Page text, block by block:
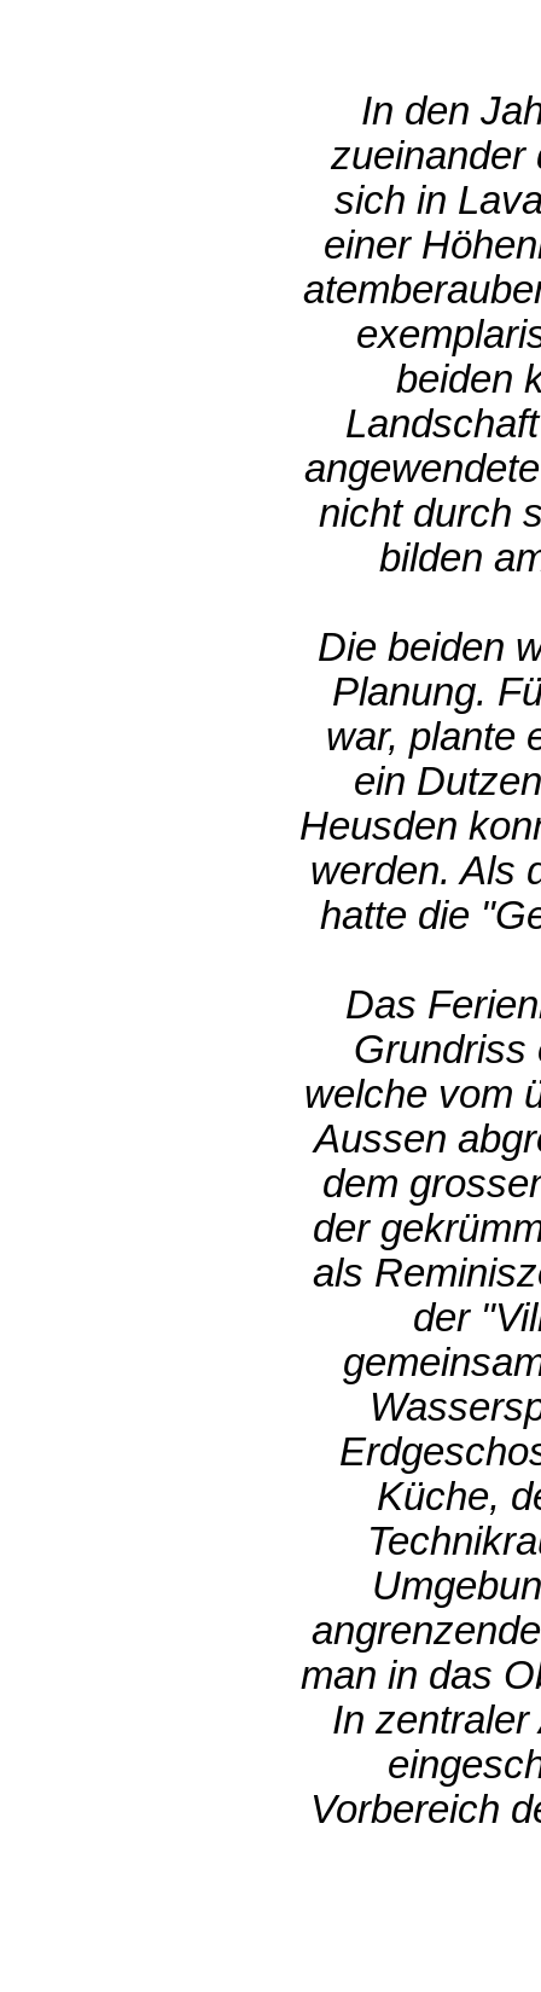
In den
zueinander
sich in
einer
beiden
nicht durch
bilden
Die beiden
Planung.
war, plante
ein
Heusden
werden. Als
hatte die
Das
Grundriss
welche vom
Aussen
dem
der
als
der
Küche,
man in das
In
Vorbereich